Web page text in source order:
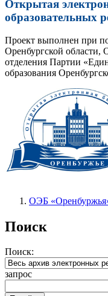
Открытая
образовательных
Проект выполнен при
Оренбургской области,
отделения Партии
образования
ОЭБ
Поиск
Поиск:
запрос